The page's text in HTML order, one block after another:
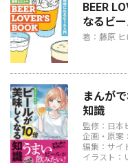
BEER
なるビ
著：藤原 ヒ
まんが
知識
監修：日本
企画・原案
編集：サイ
イラスト：